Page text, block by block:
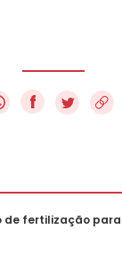
f
de fertilização